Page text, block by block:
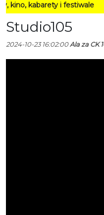
i festiwale
Studio105
2024-10-23 16:02:00Ala za CK